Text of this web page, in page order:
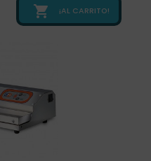
 ¡AL CARRITO!